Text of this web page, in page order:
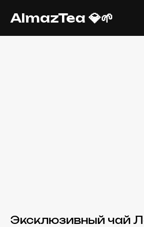
AlmazTea 💎🌱
Эксклюзивный чай